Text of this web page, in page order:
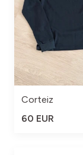
Corteiz
60 EUR